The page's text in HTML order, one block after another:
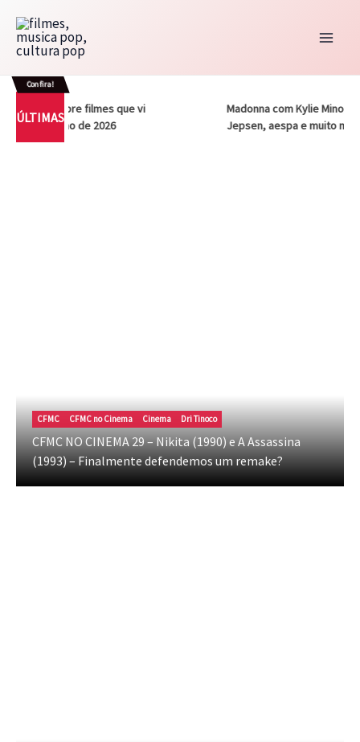
para
conteúdo
Confira!
ÚLTIMAS
Notas sobre filmes que vi
em julho de 2026
Madonna com Kylie Minogue,
Jepsen, aespa e muito mais
CFMC CFMC no Cinema Cinema Dri Tinoco
CFMC NO CINEMA 29 – Nikita (1990) e A Assassina
(1993) – Finalmente defendemos um remake?